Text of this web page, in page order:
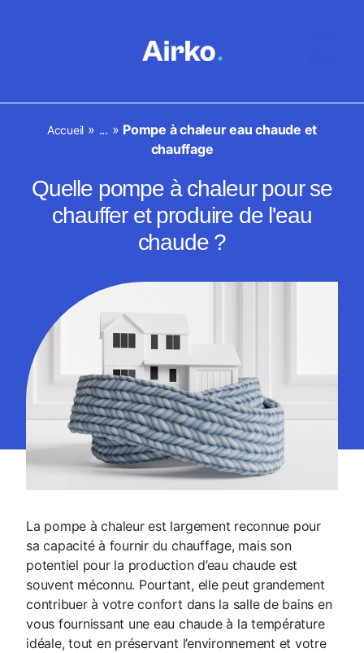
Accueil » ... » Pompe à chaleur eau chaude et
chauffage
Quelle pompe à chaleur pour se
chauffer et produire de l'eau
chaude ?
La pompe à chaleur est largement reconnue pour
sa capacité à fournir du chauffage, mais son
potentiel pour la production d’eau chaude est
souvent méconnu. Pourtant, elle peut grandement
contribuer à votre confort dans la salle de bains en
vous fournissant une eau chaude à la température
idéale, tout en préservant l’environnement et votre